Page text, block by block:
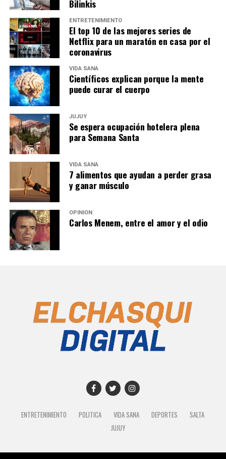
Bilinkis
ENTRETENIMIENTO
El top 10 de las mejores series de
Netflix para un maratón en casa por el
coronavirus
VIDA SANA
Científicos explican porque la mente
puede curar el cuerpo
JUJUY
Se espera ocupación hotelera plena
para Semana Santa
VIDA SANA
7 alimentos que ayudan a perder grasa
y ganar músculo
OPINIÓN
Carlos Menem, entre el amor y el odio
ENTRETENIMIENTO POLITICA VIDA SANA DEPORTES
SALTA
JUJUY